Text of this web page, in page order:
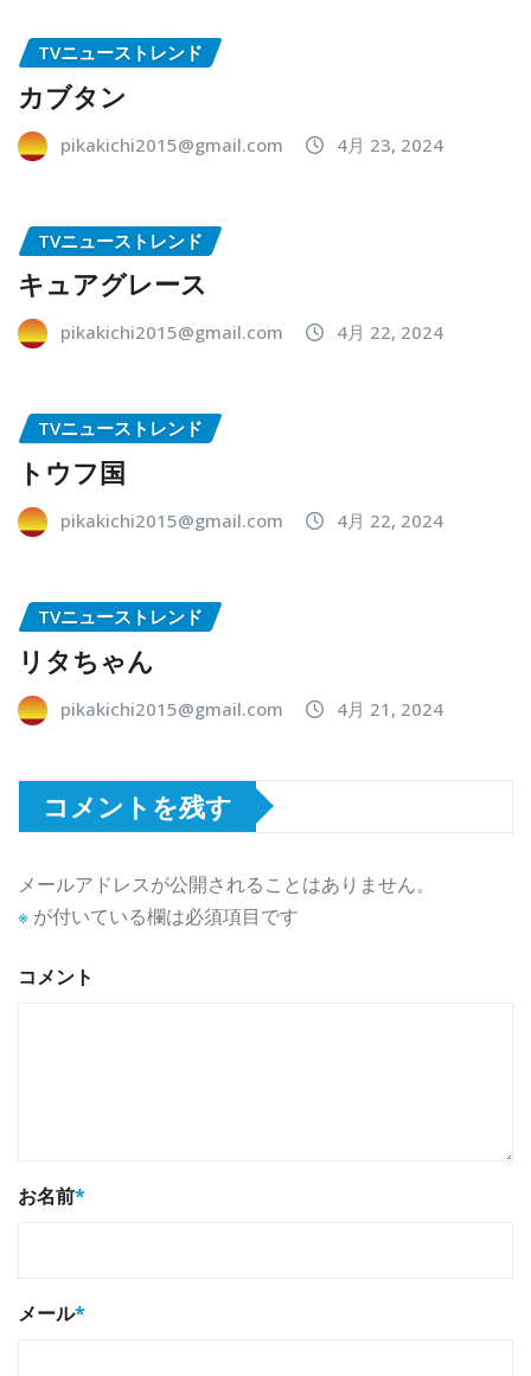
TVニューストレンド
カブタン
pikakichi2015@gmail.com 4月 23, 2024
TVニューストレンド
キュアグレース
pikakichi2015@gmail.com 4月 22, 2024
TVニューストレンド
トウフ国
pikakichi2015@gmail.com 4月 22, 2024
TVニューストレンド
リタちゃん
pikakichi2015@gmail.com 4月 21, 2024
コメントを残す
メールアドレスが公開されることはありません。
※ が付いている欄は必須項目です
コメント
お名前*
メール*